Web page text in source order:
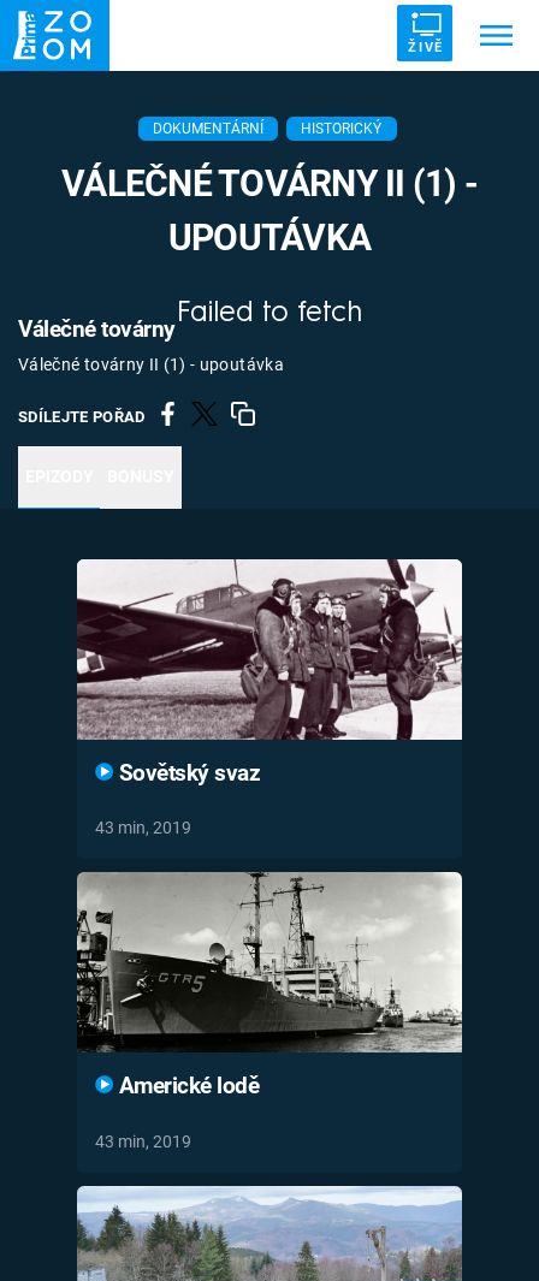
ŽIVĚ
ZRÁDCI UFO DRUHÁ SVĚTOVÁ VÁLKA
ZÁHADY VETŘELCI DÁVNOVĚKU
Témata
Pořady
TV Program
Časopis
Sledujte prima+
Přihlášení
Sledujte nás
DOKUMENTÁRNÍ HISTORICKÝ
VÁLEČNÉ TOVÁRNY II (1) -
UPOUTÁVKA
Failed to fetch
Válečné továrny II (1) - upoutávka
SDÍLEJTE POŘAD
Válečné továrny
Sovětský svaz
43 min, 2019
Americké lodě
43 min, 2019